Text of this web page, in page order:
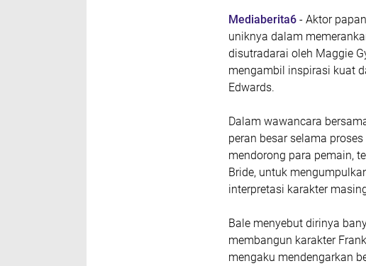
Mediaberita6 - Aktor
uniknya dalam
disutradarai oleh Maggie
mengambil inspirasi kuat
Edwards.
Dalam wawancara
peran besar selama
mendorong para pemain,
Bride, untuk
interpretasi karakter
Bale menyebut dirinya
membangun karakter
mengaku mendengarkan